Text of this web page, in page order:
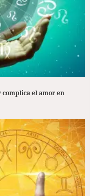
complica el amor en